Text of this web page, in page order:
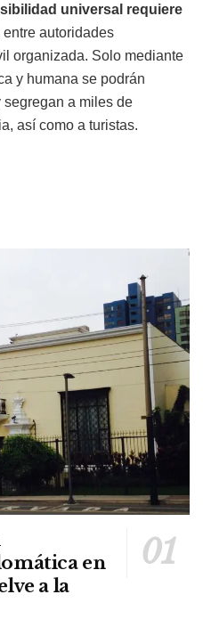
universal requiere
entre autoridades
organizada. Solo mediante
y humana se podrán
a miles de
así como a turistas.
en
a la